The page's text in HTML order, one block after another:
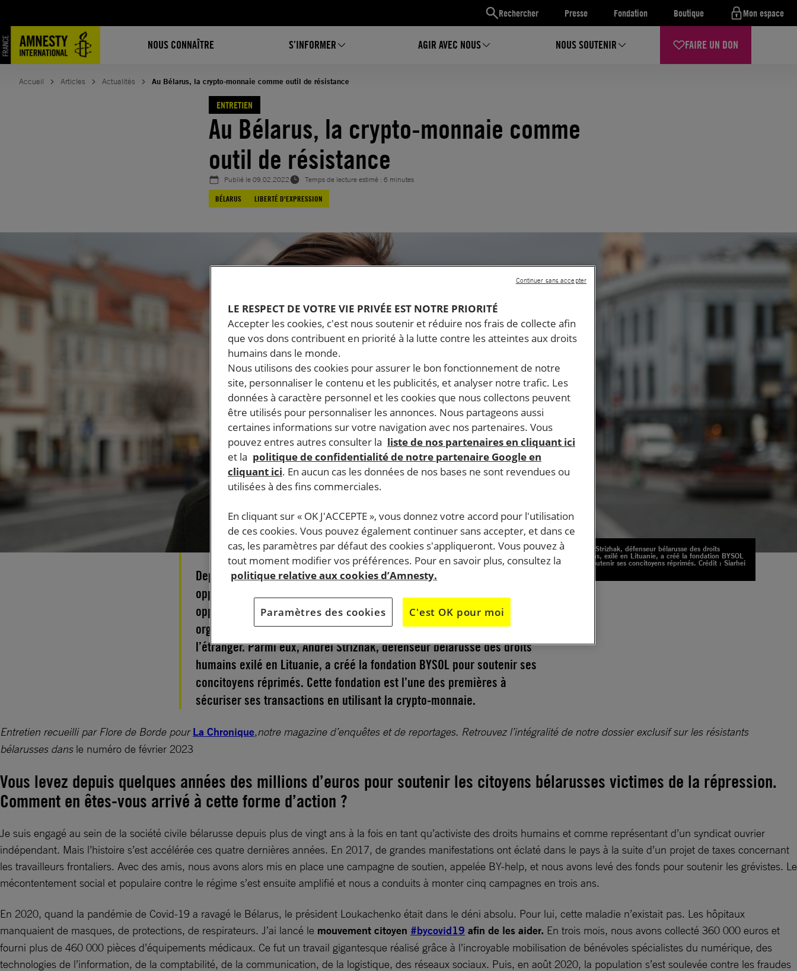
Rechercher Presse Fondation Boutique Mon espace
NOUS CONNAÎTRE S’INFORMER AGIR AVEC NOUS NOUS SOUTENIR FAIRE UN DON
contenu
Accueil Articles Actualités Au Bélarus, la crypto-monnaie comme outil de résistance
ENTRETIEN
Au Bélarus, la crypto-monnaie comme
outil de résistance
Publié le09.02.2022
Temps de lecture estimé : 6 minutes
BÉLARUS
LIBERTÉ D'EXPRESSION
Andrei Strizhak, défenseur bélarusse des droits
humains, exilé en Lituanie, a créé la fondation BYSOL
pour soutenir ses concitoyens réprimés. Crédit : Siarhei
Depuis la réélection truquée de Loukachenko à l’été 2020, la traque des
opposants est devenue systématique au Bélarus. Contraints à l’exil, les
opposants au régime ont gagné la Pologne, la Lituanie ou l’Ukraine, et
organisent de nouveaux réseaux d’aide ou de résistance depuis
l’étranger. Parmi eux, Andrei Strizhak, défenseur bélarusse des droits
humains exilé en Lituanie, a créé la fondation BYSOL pour soutenir ses
concitoyens réprimés. Cette fondation est l’une des premières à
sécuriser ses transactions en utilisant la crypto-monnaie.
Entretien recueilli par Flore de Borde pourLa Chronique,notre magazine d’enquêtes et de reportages. Retrouvez l’intégralité de notre dossier exclusif sur les résistants
bélarusses dans le numéro de février 2023
Vous levez depuis quelques années des millions d’euros pour soutenir les citoyens bélarusses victimes de la répression.
Comment en êtes-vous arrivé à cette forme d’action ?
Je suis engagé au sein de la société civile bélarusse depuis plus de vingt ans à la fois en tant qu’activiste des droits humains et comme représentant d’un syndicat ouvrier
indépendant. Mais l’histoire s’est accélérée ces quatre dernières années. En 2017, de grandes manifestations ont éclaté dans le pays à la suite d’un projet de taxes concernant
les travailleurs frontaliers. Avec des amis, nous avons alors mis en place une campagne de soutien, appelée BY-help, et nous avons levé des fonds pour soutenir les grévistes. Le
mécontentement social et populaire contre le régime s’est ensuite amplifié et nous a conduits à monter cinq campagnes en trois ans.
En 2020, quand la pandémie de Covid-19 a ravagé le Bélarus, le président Loukachenko était dans le déni absolu. Pour lui, cette maladie n’existait pas. Les hôpitaux
manquaient de masques, de protections, de respirateurs. J’ai lancé le mouvement citoyen #bycovid19 afin de les aider. En trois mois, nous avons collecté 360 000 euros et
fourni plus de 460 000 pièces d’équipements médicaux. Ce fut un travail gigantesque réalisé grâce à l’incroyable mobilisation de bénévoles spécialistes du numérique, des
technologies de l’information, de la comptabilité, de la communication, de la logistique, des réseaux sociaux. Puis, en août 2020, la population s’est soulevée contre les fraudes
LE RESPECT DE VOTRE VIE PRIVÉE EST NOTRE PRIORITÉ
Accepter les cookies, c'est nous soutenir et réduire nos frais de collecte afin
que vos dons contribuent en priorité à la lutte contre les atteintes aux droits
humains dans le monde.
Nous utilisons des cookies pour assurer le bon fonctionnement de notre
site, personnaliser le contenu et les publicités, et analyser notre trafic. Les
données à caractère personnel et les cookies que nous collectons peuvent
être utilisés pour personnaliser les annonces. Nous partageons aussi
certaines informations sur votre navigation avec nos partenaires. Vous
pouvez entres autres consulter la liste de nos partenaires en cliquant ici
et la politique de confidentialité de notre partenaire Google en
cliquant ici. En aucun cas les données de nos bases ne sont revendues ou
utilisées à des fins commerciales.
En cliquant sur « OK J'ACCEPTE », vous donnez votre accord pour l'utilisation
de ces cookies. Vous pouvez également continuer sans accepter, et dans ce
cas, les paramètres par défaut des cookies s'appliqueront. Vous pouvez à
tout moment modifier vos préférences. Pour en savoir plus, consultez la
politique relative aux cookies d’Amnesty.
Paramètres des cookies C'est OK pour moi
Continuer sans accepter